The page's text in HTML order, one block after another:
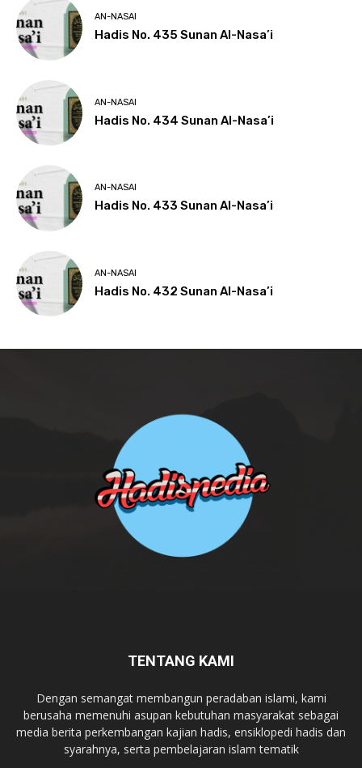
AN-NASAI
Hadis No. 435 Sunan Al-Nasa’i
AN-NASAI
Hadis No. 434 Sunan Al-Nasa’i
AN-NASAI
Hadis No. 433 Sunan Al-Nasa’i
AN-NASAI
Hadis No. 432 Sunan Al-Nasa’i
TENTANG KAMI
Dengan semangat membangun peradaban islami, kami
berusaha memenuhi asupan kebutuhan masyarakat sebagai
media berita perkembangan kajian hadis, ensiklopedi hadis dan
syarahnya, serta pembelajaran islam tematik